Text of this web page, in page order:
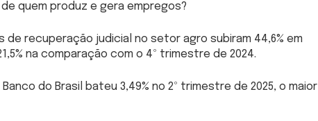
quem produz e gera empregos?
de recuperação judicial no setor agro subiram 44,6% em
na comparação com o 4º trimestre de 2024.
do Brasil bateu 3,49% no 2º trimestre de 2025, o maior